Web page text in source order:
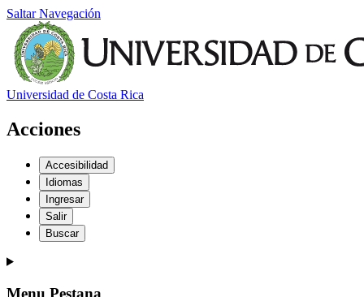
Saltar Navegación
Universidad de Costa Rica
Acciones
Accesibilidad
Idiomas
Ingresar
Salir
Buscar
Menu Pestana